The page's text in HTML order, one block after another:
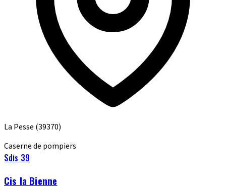
La Pesse (39370)
Caserne de pompiers
Sdis 39
Cis la Bienne